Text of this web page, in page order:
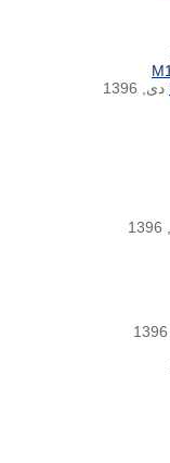
دی, 1396